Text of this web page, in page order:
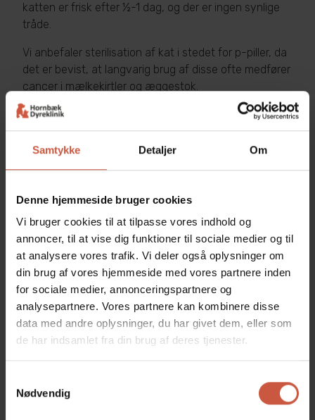
Samtykke Detaljer Om
Denne hjemmeside bruger cookies
Vi bruger cookies til at tilpasse vores indhold og
annoncer, til at vise dig funktioner til sociale medier og til
at analysere vores trafik. Vi deler også oplysninger om
din brug af vores hjemmeside med vores partnere inden
for sociale medier, annonceringspartnere og
analysepartnere. Vores partnere kan kombinere disse
data med andre oplysninger, du har givet dem, eller som
de har indsamlet fra din brug af deres tjenester.
Nødvendig
katten er frisk efter ½-1 dag, og der er ingen synlige
tråde.
Vi anbefaler sterilisation af kat i stedet for p-piller, da
det er bevist, at langvarig brug af disse ofte medfører
cancer i mælkekirtler og æggestok.​
Fordele ved kastration af kat
ikke mange intakte hankatte der bliver særligt gamle,
fordi det er et farligt liv at strejfe omkring og slås.
Desuden opnår man også, at deres urin lugter langt
mindre efter kastration. Ved en kastration af kat
fjernes begge testikler.
Øremærkning i forbindelse
med kastration eller
sterilisation
​Mange vælger også at få deres kat øremærket i
forbindelse med en kastration af kat. På Hornbæk